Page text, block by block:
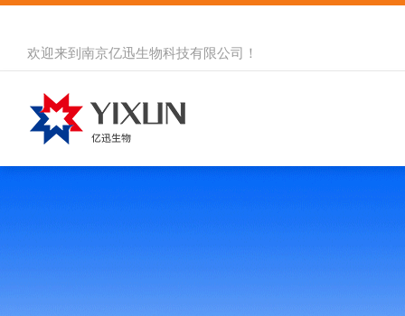
欢迎来到 南京亿迅生物科技有限公司 ！